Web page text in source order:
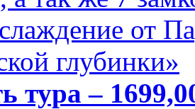
от
глубинки»
тура –